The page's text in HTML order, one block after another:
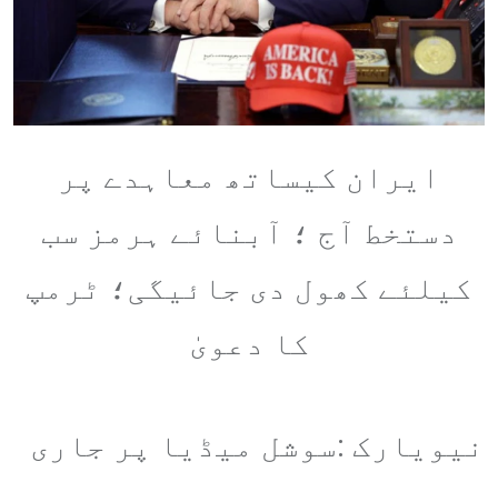
ایران کیساتھ معاہدے پر
دستخط آج ؛ آبنائے ہرمز سب
کیلئے کھول دی جائیگی؛ ٹرمپ
کا دعویٰ
نیویارک :سوشل میڈیا پر جاری